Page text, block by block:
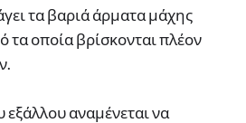
τα βαριά άρματα μάχης
τα οποία βρίσκονται πλέον
εξάλλου αναμένεται να